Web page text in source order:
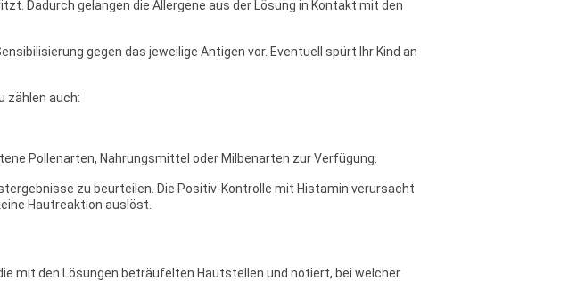
Dadurch gelangen die Allergene aus der Lösung in Kontakt mit den
gegen das jeweilige Antigen vor. Eventuell spürt Ihr Kind an
zählen auch:
Pollenarten, Nahrungsmittel oder Milbenarten zur Verfügung.
zu beurteilen. Die Positiv-Kontrolle mit Histamin verursacht
Hautreaktion auslöst.
mit den Lösungen beträufelten Hautstellen und notiert, bei welcher